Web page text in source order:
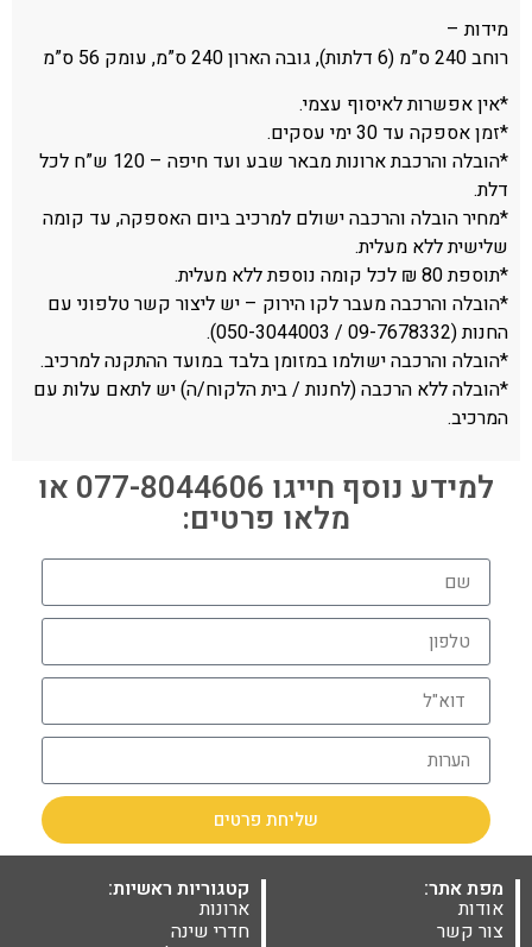
מידות –
רוחב 240 ס”מ (6 דלתות), גובה הארון 240 ס”מ, עומק 56 ס”מ
*אין אפשרות לאיסוף עצמי.
*זמן אספקה עד 30 ימי עסקים.
*הובלה והרכבת ארונות מבאר שבע ועד חיפה – 120 ש”ח לכל
דלת.
*מחיר הובלה והרכבה ישולם למרכיב ביום האספקה, עד קומה
שלישית ללא מעלית.
*תוספת 80 ₪ לכל קומה נוספת ללא מעלית.
*הובלה והרכבה מעבר לקו הירוק – יש ליצור קשר טלפוני עם
החנות (09-7678332 / 050-3044003).
*הובלה והרכבה ישולמו במזומן בלבד במועד ההתקנה למרכיב.
*הובלה ללא הרכבה (לחנות / בית הלקוח/ה) יש לתאם עלות עם
המרכיב.
למידע נוסף חייגו 077-8044606 או
מלאו פרטים:
שליחת פרטים
מפת אתר:
אודות
צור קשר
קטגוריות ראשיות:
ארונות
חדרי שינה